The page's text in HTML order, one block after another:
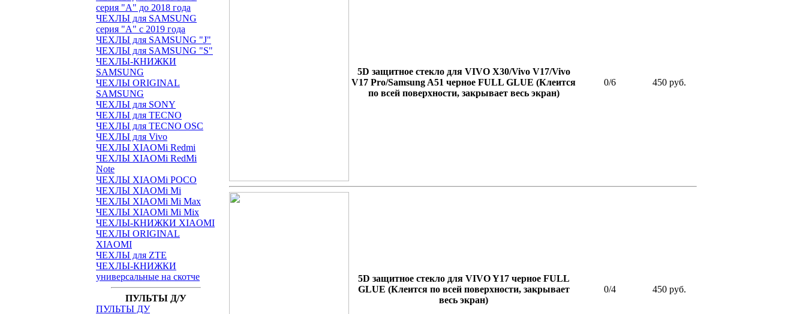
серия "A" до 2018 года
ЧЕХЛЫ для SAMSUNG
серия "A" с 2019 года
ЧЕХЛЫ для SAMSUNG "J"
ЧЕХЛЫ для SAMSUNG "S"
ЧЕХЛЫ-КНИЖКИ
SAMSUNG
ЧЕХЛЫ ORIGINAL
SAMSUNG
ЧЕХЛЫ для SONY
ЧЕХЛЫ для TECNO
ЧЕХЛЫ для TECNO OSC
ЧЕХЛЫ для Vivo
ЧЕХЛЫ XIAOMi Redmi
ЧЕХЛЫ XIAOMi RedMi
Note
ЧЕХЛЫ XIAOMi POCO
ЧЕХЛЫ XIAOMi Mi
ЧЕХЛЫ XIAOMi Mi Max
ЧЕХЛЫ XIAOMi Mi Mix
ЧЕХЛЫ-КНИЖКИ XIAOMI
ЧЕХЛЫ ORIGINAL
XIAOMI
ЧЕХЛЫ для ZTE
ЧЕХЛЫ-КНИЖКИ
универсальные на скотче
ПУЛЬТЫ Д/У
ПУЛЬТЫ ДУ
5D защитное стекло для VIVO X30/Vivo V17/Vivo
V17 Pro/Samsung A51 черное FULL GLUE (Клеится
по всей поверхности, закрывает весь экран)
0/6 450 руб.
5D защитное стекло для VIVO Y17 черное FULL
GLUE (Клеится по всей поверхности, закрывает
весь экран)
0/4 450 руб.